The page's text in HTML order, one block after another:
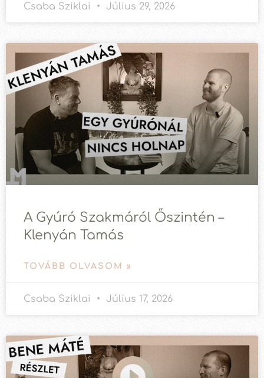
Csaba Sziklai Július 29, 2026
A Gyúró Szakmáról Őszintén –
Klenyán Tamás
TOVÁBB OLVASOM »
Csaba Sziklai Július 17, 2026